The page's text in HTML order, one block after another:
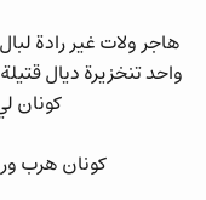
هاجر ولات غير رادة
واحد تنخزيرة ديال
كونان
كونان هرب